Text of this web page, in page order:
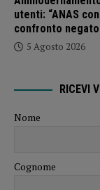
utenti: “ANAS
confronto
5 Agosto 2026
RICEVI
Nome
Cognome